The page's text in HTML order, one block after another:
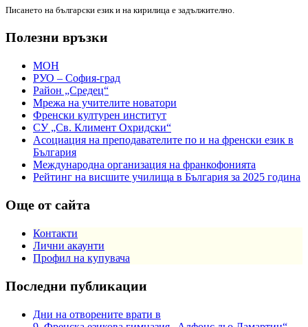
Писането на български език и на кирилица е задължително.
Полезни връзки
МОН
РУО – София-град
Район „Средец“
Мрежа на учителите новатори
Френски културен институт
СУ „Св. Климент Охридски“
Асоциация на преподавателите по и на френски език в
България
Международна организация на франкофонията
Рейтинг на висшите училища в България за 2025 година
Още от сайта
Контакти
Лични акаунти
Профил на купувача
Последни публикации
Дни на отворените врати в